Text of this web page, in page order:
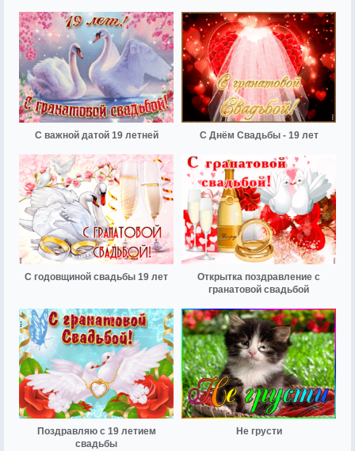
С важной датой 19 летней С Днём Свадьбы - 19 лет
С годовщиной свадьбы 19 лет
Открытка поздравление с
гранатовой свадьбой
Поздравляю с 19 летием
свадьбы
Не грусти